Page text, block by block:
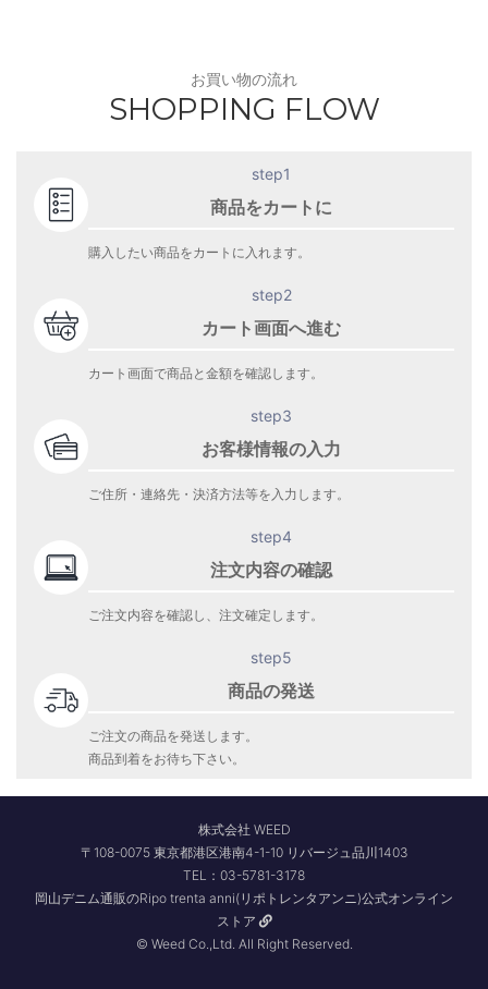
お買い物の流れ
SHOPPING FLOW
step1
商品をカートに
購入したい商品をカートに入れます。
step2
カート画面へ進む
カート画面で商品と金額を確認します。
step3
お客様情報の入力
ご住所・連絡先・決済方法等を入力します。
step4
注文内容の確認
ご注文内容を確認し、注文確定します。
step5
商品の発送
ご注文の商品を発送します。
商品到着をお待ち下さい。
株式会社 WEED
〒108-0075 東京都港区港南4-1-10 リバージュ品川1403
TEL：03-5781-3178
岡山デニム通販のRipo trenta anni(リポトレンタアンニ)公式オンライン
ストア
© Weed Co.,Ltd. All Right Reserved.